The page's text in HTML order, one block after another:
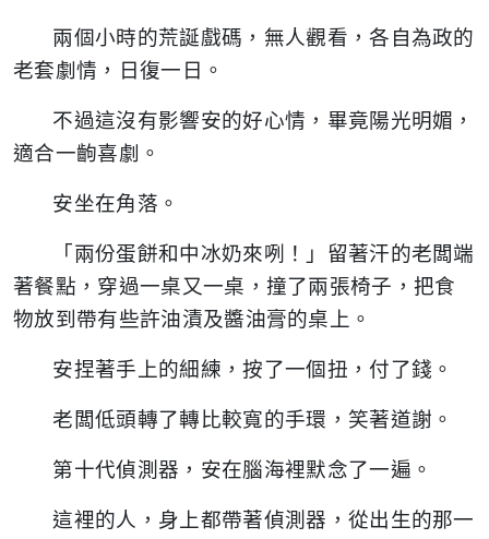
兩個小時的荒誕戲碼，無人觀看，各自為政的
老套劇情，日復一日。
不過這沒有影響安的好心情，畢竟陽光明媚，
適合一齣喜劇。
安坐在角落。
「兩份蛋餅和中冰奶來咧！」留著汗的老闆端
著餐點，穿過一桌又一桌，撞了兩張椅子，把食
物放到帶有些許油漬及醬油膏的桌上。
安捏著手上的細練，按了一個扭，付了錢。
老闆低頭轉了轉比較寬的手環，笑著道謝。
第十代偵測器，安在腦海裡默念了一遍。
這裡的人，身上都帶著偵測器，從出生的那一